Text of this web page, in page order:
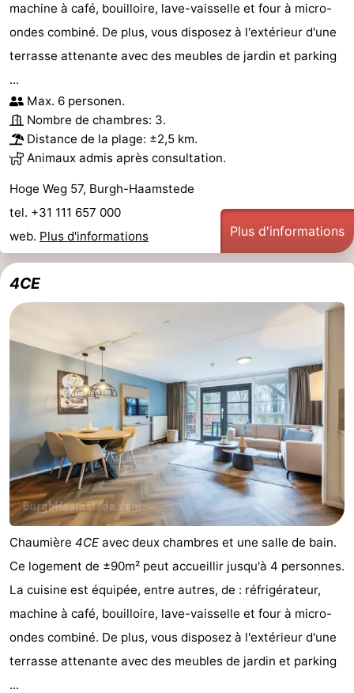
van
Veere
-
Oranjezon
Oostkapelle
-
Nature
Mantelingen
-
Zoutelande
-
Vlissingen
-
Middelburg
Météo
Contact
machine à café, bouilloire, lave-vaisselle et four à micro-
ondes combiné. De plus, vous disposez à l'extérieur d'une
terrasse attenante avec des meubles de jardin et parking
...
Max. 6 personen.
Nombre de chambres: 3.
Distance de la plage: ±2,5 km.
Animaux admis après consultation.
Hoge Weg 57, Burgh-Haamstede
tel. +31 111 657 000
web. Plus d'informations Plus d'informations
4CE
Chaumière 4CE avec deux chambres et une salle de bain.
Ce logement de ±90m² peut accueillir jusqu'à 4 personnes.
La cuisine est équipée, entre autres, de : réfrigérateur,
machine à café, bouilloire, lave-vaisselle et four à micro-
ondes combiné. De plus, vous disposez à l'extérieur d'une
terrasse attenante avec des meubles de jardin et parking
...